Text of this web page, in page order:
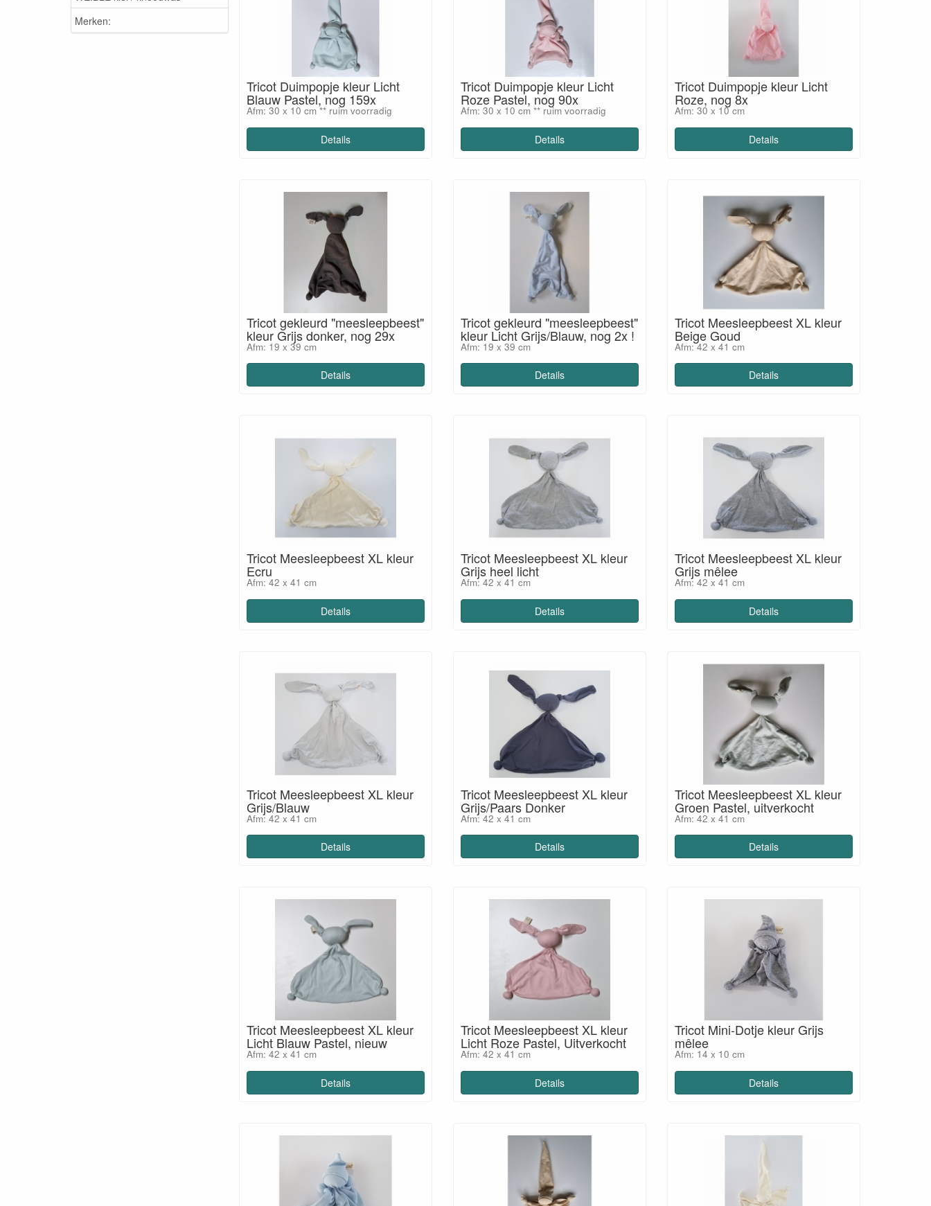
Merken:
Tricot Duimpopje kleur Licht
Blauw Pastel, nog 159x
Afm: 30 x 10 cm ** ruim voorradig
Details
Tricot Duimpopje kleur Licht
Roze Pastel, nog 90x
Afm: 30 x 10 cm ** ruim voorradig
Details
Tricot Duimpopje kleur Licht
Roze, nog 8x
Afm: 30 x 10 cm
Details
Tricot gekleurd "meesleepbeest"
kleur Grijs donker, nog 29x
Afm: 19 x 39 cm
Details
Tricot gekleurd "meesleepbeest"
kleur Licht Grijs/Blauw, nog 2x !
Afm: 19 x 39 cm
Details
Tricot Meesleepbeest XL kleur
Beige Goud
Afm: 42 x 41 cm
Details
Tricot Meesleepbeest XL kleur
Ecru
Afm: 42 x 41 cm
Details
Tricot Meesleepbeest XL kleur
Grijs heel licht
Afm: 42 x 41 cm
Details
Tricot Meesleepbeest XL kleur
Grijs mêlee
Afm: 42 x 41 cm
Details
Tricot Meesleepbeest XL kleur
Grijs/Blauw
Afm: 42 x 41 cm
Details
Tricot Meesleepbeest XL kleur
Grijs/Paars Donker
Afm: 42 x 41 cm
Details
Tricot Meesleepbeest XL kleur
Groen Pastel, uitverkocht
Afm: 42 x 41 cm
Details
Tricot Meesleepbeest XL kleur
Licht Blauw Pastel, nieuw
Afm: 42 x 41 cm
Details
Tricot Meesleepbeest XL kleur
Licht Roze Pastel, Uitverkocht
Afm: 42 x 41 cm
Details
Tricot Mini-Dotje kleur Grijs
mêlee
Afm: 14 x 10 cm
Details